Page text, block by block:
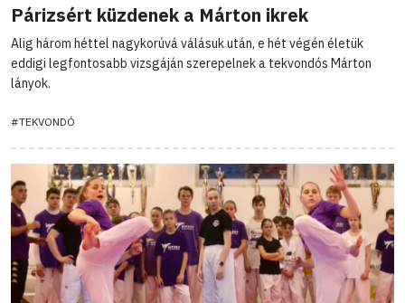
Párizsért küzdenek a Márton ikrek
Alig három héttel nagykorúvá válásuk után, e hét végén életük
eddigi legfontosabb vizsgáján szerepelnek a tekvondós Márton
lányok.
#TEKVONDÓ